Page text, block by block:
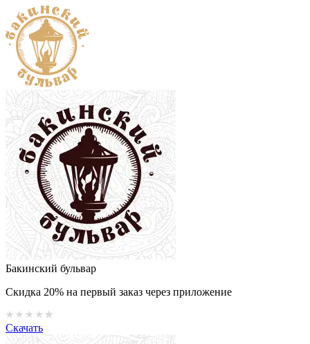
Бакинский бульвар
Скидка 20% на первый заказ через приложение
Скачать